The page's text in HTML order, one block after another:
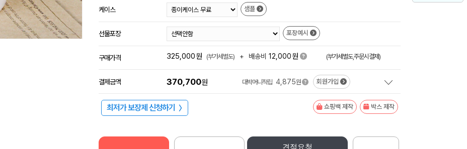
케이스 샘플
선물포장 포장예시
구매가격 325,000원 (부가세별도) + 배송비 12,000원 (부가세별도,주문시결제)
결제금액 370,700원 대박머니적립 4,875원 회원가입
최저가 보장제 신청하기 〉 쇼핑백 제작 박스 제작
견적요청